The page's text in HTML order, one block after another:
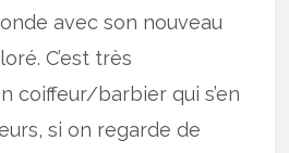
avec son nouveau
C’est très
coiffeur/barbier qui s’en
si on regarde de